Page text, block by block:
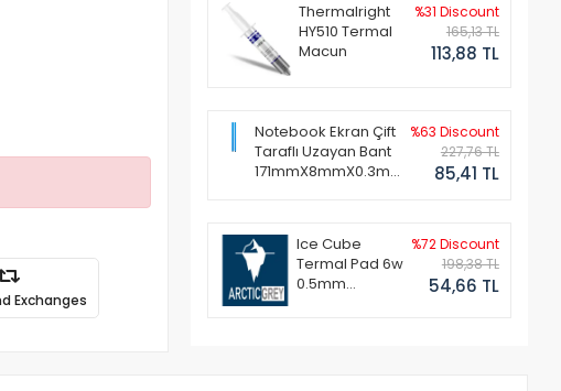
Exchanges
Thermalright
HY510 Termal
Macun
%31 Discount
165,13 TL
113,88 TL
Notebook Ekran Çift
Taraflı Uzayan Bant
171mmX8mmX0.3mm
%63 Discount
227,76 TL
85,41 TL
Ice Cube
Termal Pad 6w
0.5mm
%72 Discount
198,38 TL
54,66 TL